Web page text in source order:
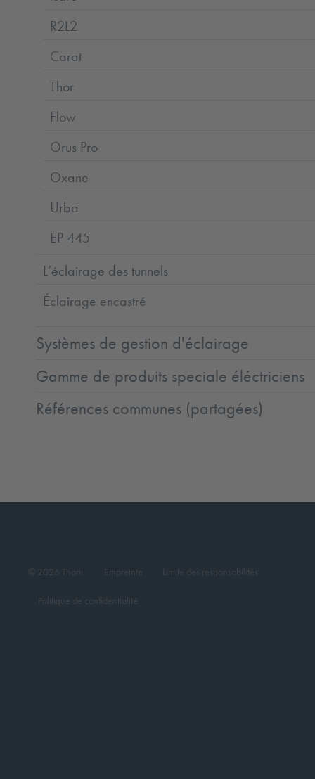
R2L2
Carat
Thor
Flow
Orus Pro
Oxane
Urba
EP 445
L’éclairage des tunnels
Éclairage encastré
Systèmes de gestion d'éclairage
Gamme de produits speciale éléctriciens
Références communes (partagées)